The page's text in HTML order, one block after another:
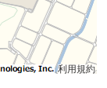
利用規約